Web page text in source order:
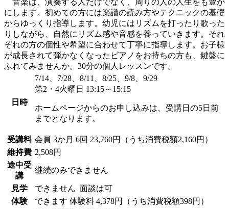
にします。初めての方には楽譜の読み方やテクニックの基礎
からゆっくり指導します。幼児にはリズムを打ったり歌った
りしながら、自然にリズム感や音感を養っていきます。それ
ぞれの方の個性や希望に合わせて丁寧に指導します。お子様
が成長されて弾かなくなったピアノをお持ちの方も、鍵盤に
ふれてみませんか。30分の個人レッスンです。
日時
7/14、7/28、8/11、8/25、9/8、9/29
第2・4火曜日 13:15～15:15
ホームページからのお申し込みは、受講日の5日前
までとなります。
受講料 会員 3か月 6回 23,760円（うち消費税額2,160円）
維持費 2,508円
途中受
講
継続のみできません
見学 できません 面談は可
体験
できます 体験料 4,378円（うち消費税額398円）